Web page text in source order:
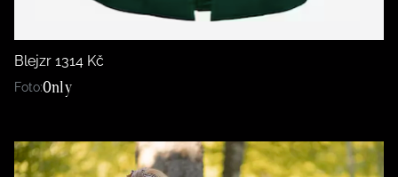
Blejzr 1314 Kč
Foto:Only